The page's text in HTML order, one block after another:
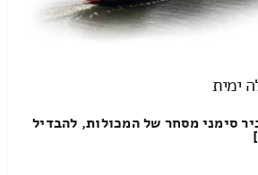
ימית
סימני מסחר של המכולות, להבדיל